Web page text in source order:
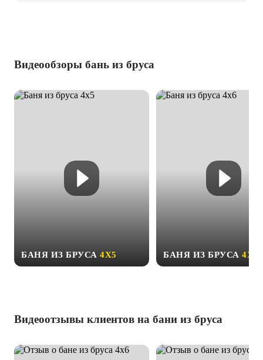
Видеообзоры бань из бруса
БАНЯ ИЗ БРУСА 4Х5 БАНЯ ИЗ БРУСА 4Х6
Видеоотзывы клиентов на бани из бруса